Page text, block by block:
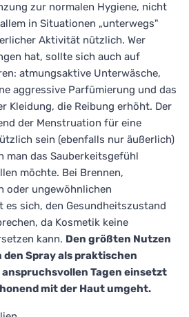
zur normalen Hygiene, nicht
in Situationen „unterwegs"
Aktivität nützlich. Wer
hat, sollte sich auch auf
atmungsaktive Unterwäsche,
aggressive Parfümierung und das
Kleidung, die Reibung erhöht. Der
der Menstruation für eine
sein (ebenfalls nur äußerlich)
man das Sauberkeitsgefühl
möchte. Bei Brennen,
oder ungewöhnlichen
es sich, den Gesundheitszustand
da Kosmetik keine
kann. Den größten Nutzen
Spray als praktischen
Tagen einsetzt
mit der Haut umgeht.